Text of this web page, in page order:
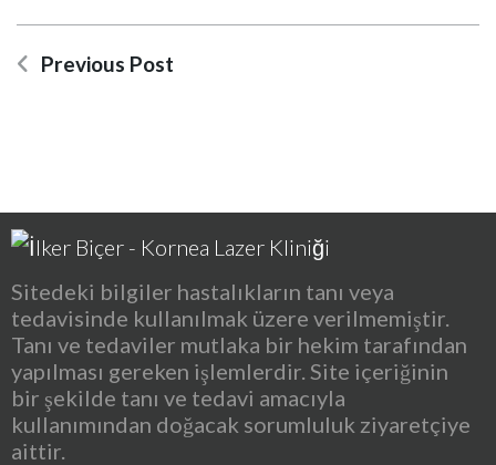
Previous Post
Sitedeki bilgiler hastalıkların tanı veya
tedavisinde kullanılmak üzere verilmemiştir.
Tanı ve tedaviler mutlaka bir hekim tarafından
yapılması gereken işlemlerdir. Site içeriğinin
bir şekilde tanı ve tedavi amacıyla
kullanımından doğacak sorumluluk ziyaretçiye
aittir.